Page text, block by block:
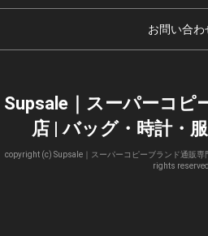
お問い合わ
Supsale｜スーパーコピ
店 | バッグ・時計・
copyright (c) Supsale｜スーパーコピーブランド通販専
rights reserved.